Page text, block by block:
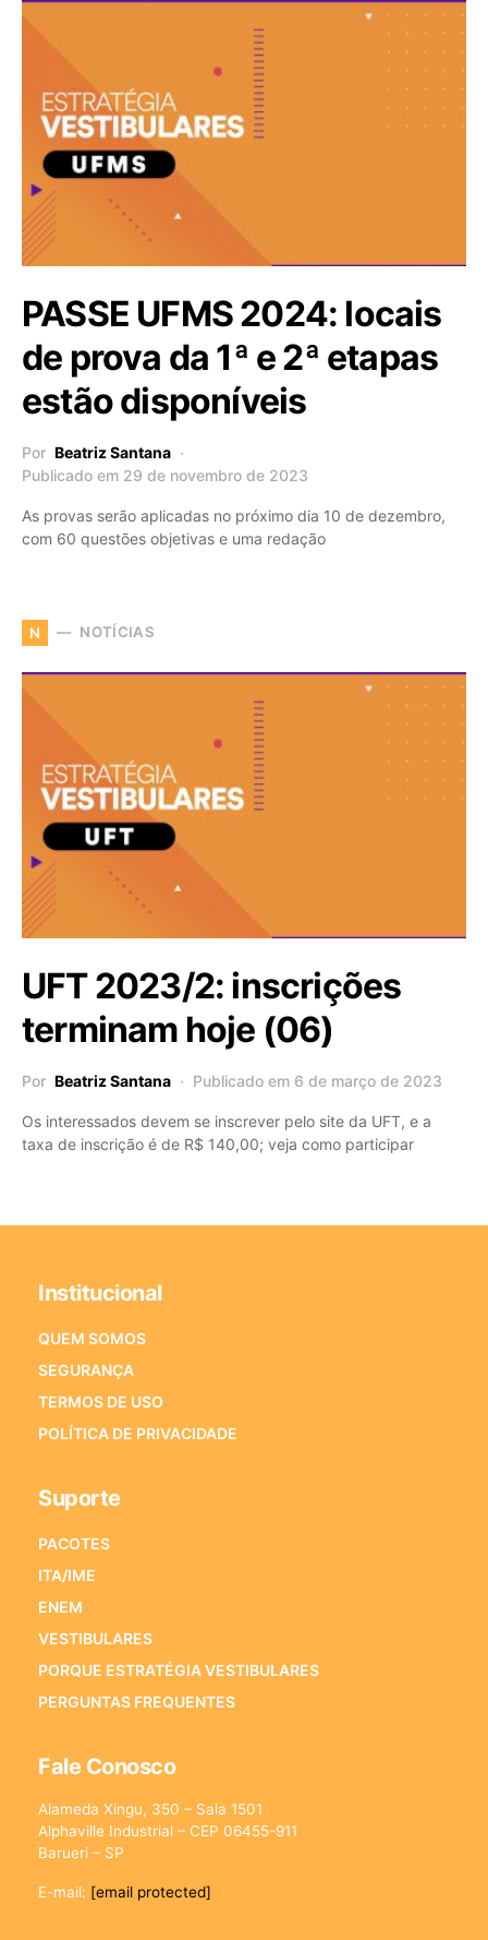
PASSE UFMS 2024: locais
de prova da 1ª e 2ª etapas
estão disponíveis
Por Beatriz Santana
Publicado em 29 de novembro de 2023
As provas serão aplicadas no próximo dia 10 de dezembro,
com 60 questões objetivas e uma redação
N NOTÍCIAS
UFT 2023/2: inscrições
terminam hoje (06)
Por Beatriz Santana Publicado em 6 de março de 2023
Os interessados devem se inscrever pelo site da UFT, e a
taxa de inscrição é de R$ 140,00; veja como participar
Institucional
QUEM SOMOS
SEGURANÇA
TERMOS DE USO
POLÍTICA DE PRIVACIDADE
Suporte
PACOTES
ITA/IME
ENEM
VESTIBULARES
PORQUE ESTRATÉGIA VESTIBULARES
PERGUNTAS FREQUENTES
Fale Conosco
Alameda Xingu, 350 – Sala 1501
Alphaville Industrial – CEP 06455-911
Barueri – SP
E-mail: [email protected]